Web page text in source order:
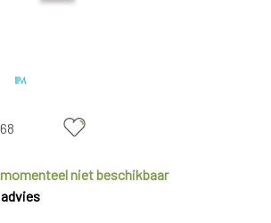
niet beschikbaar